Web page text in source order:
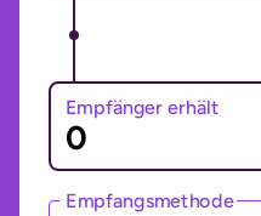
Empfänger erhält
Empfangsmethode